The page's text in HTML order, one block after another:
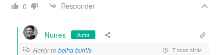
0
Responder
Nunes Autor
Reply to bolha buritis 7 anos atrás